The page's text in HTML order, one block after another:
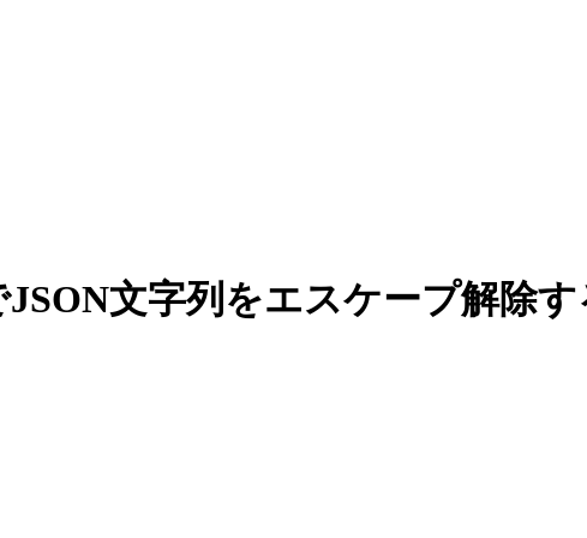
文字列をエスケープ解除